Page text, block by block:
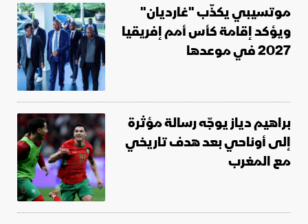
موتسيبي يكذّب "غارديان"
ويؤكد إقامة كأس أمم إفريقيا
2027 في موعدها
براهيم دياز يوجّه رسالة مؤثرة
إلى أوناحي بعد هدف تاريخي
مع المغرب